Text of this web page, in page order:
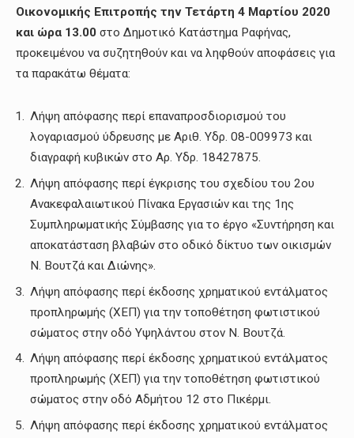
Οικονομικής Επιτροπής την Τετάρτη 4 Μαρτίου 2020
και ώρα 13.00 στο Δημοτικό Κατάστημα Ραφήνας,
προκειμένου να συζητηθούν και να ληφθούν αποφάσεις για
τα παρακάτω θέματα:
Λήψη απόφασης περί επαναπροσδιορισμού του
λογαριασμού ύδρευσης με Αριθ. Υδρ. 08-009973 και
διαγραφή κυβικών στο Αρ. Υδρ. 18427875.
Λήψη απόφασης περί έγκρισης του σχεδίου του 2ου
Ανακεφαλαιωτικού Πίνακα Εργασιών και της 1ης
Συμπληρωματικής Σύμβασης για το έργο «Συντήρηση και
αποκατάσταση βλαβών στο οδικό δίκτυο των οικισμών
Ν. Βουτζά και Διώνης».
Λήψη απόφασης περί έκδοσης χρηματικού εντάλματος
προπληρωμής (ΧΕΠ) για την τοποθέτηση φωτιστικού
σώματος στην οδό Υψηλάντου στον Ν. Βουτζά.
Λήψη απόφασης περί έκδοσης χρηματικού εντάλματος
προπληρωμής (ΧΕΠ) για την τοποθέτηση φωτιστικού
σώματος στην οδό Αδμήτου 12 στο Πικέρμι.
Λήψη απόφασης περί έκδοσης χρηματικού εντάλματος